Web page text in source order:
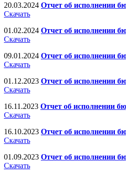
20.03.2024 Отчет об исполнении
Скачать
01.02.2024 Отчет об исполнении
Скачать
09.01.2024 Отчет об исполнении
Скачать
01.12.2023 Отчет об исполнении
Скачать
16.11.2023 Отчет об исполнении
Скачать
16.10.2023 Отчет об исполнении
Скачать
01.09.2023 Отчет об исполнении
Скачать